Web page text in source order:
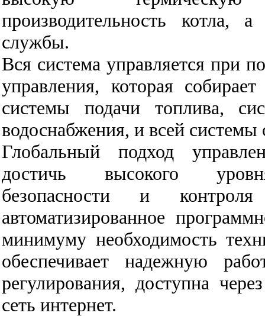
производительность котла,
службы.
Вся система управляется при
управления, которая
системы подачи топлива,
водоснабжения, и всей
Глобальный подход
достичь высокого
безопасности и
автоматизированное
минимуму необходимость
обеспечивает надежную
регулирования, доступна
сеть интернет.